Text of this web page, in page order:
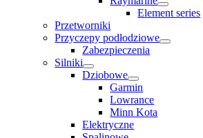
Element series
Przetworniki
Przyczepy podłodziowe
Zabezpieczenia
Silniki
Dziobowe
Garmin
Lowrance
Minn Kota
Elektryczne